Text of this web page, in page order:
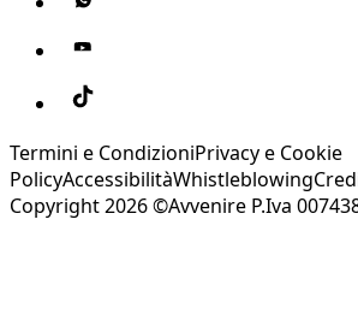
Termini e CondizioniPrivacy e Cookie
PolicyAccessibilitàWhistleblowing
Copyright 2026 ©Avvenire P.Iva